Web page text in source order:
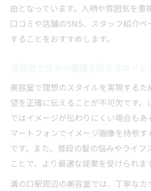
由となっています。人柄や雰囲気を重
口コミや店舗のSNS、スタッフ紹介
することをおすすめします。
美容室で自分の要望を伝えるコツと
美容室で理想のスタイルを実現する
望を正確に伝えることが不可欠です。
ではイメージが伝わりにくい場合もあ
マートフォンでイメージ画像を持参す
です。また、普段の髪の悩みやライフ
ことで、より最適な提案を受けられま
溝の口駅周辺の美容室では、丁寧なカ